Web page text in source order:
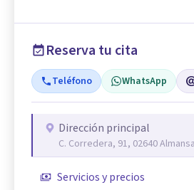
Reserva tu cita
Teléfono WhatsApp
Dirección principal
C. Corredera, 91, 02640
Servicios y precios